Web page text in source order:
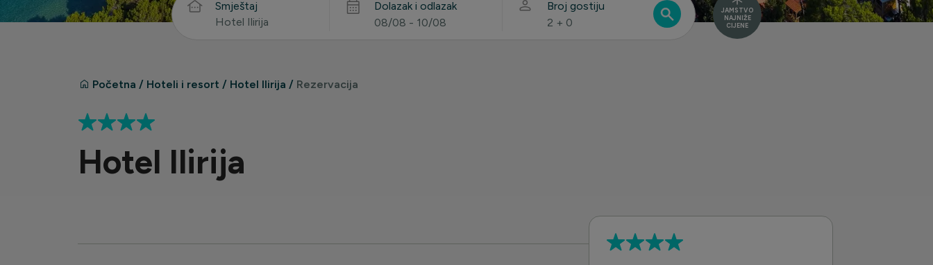
Smještaj
Hotel Ilirija
Dolazak i odlazak
08/08 - 10/08
Broj gostiju
2 + 0
JAMSTVO
NAJNIŽE
CIJENE
Početna / Hoteli i resort / Hotel Ilirija / Rezervacija
Hotel Ilirija